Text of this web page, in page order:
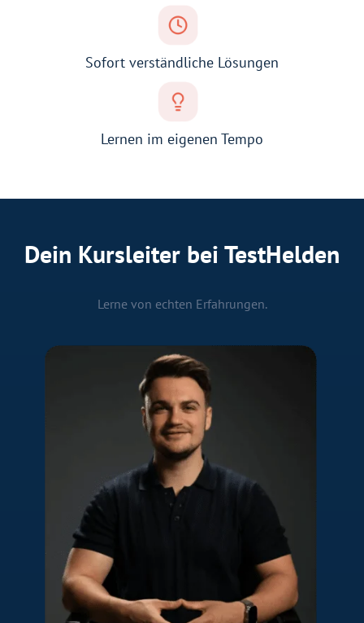
Sofort verständliche Lösungen
Lernen im eigenen Tempo
Dein Kursleiter bei TestHelden
Lerne von echten Erfahrungen.